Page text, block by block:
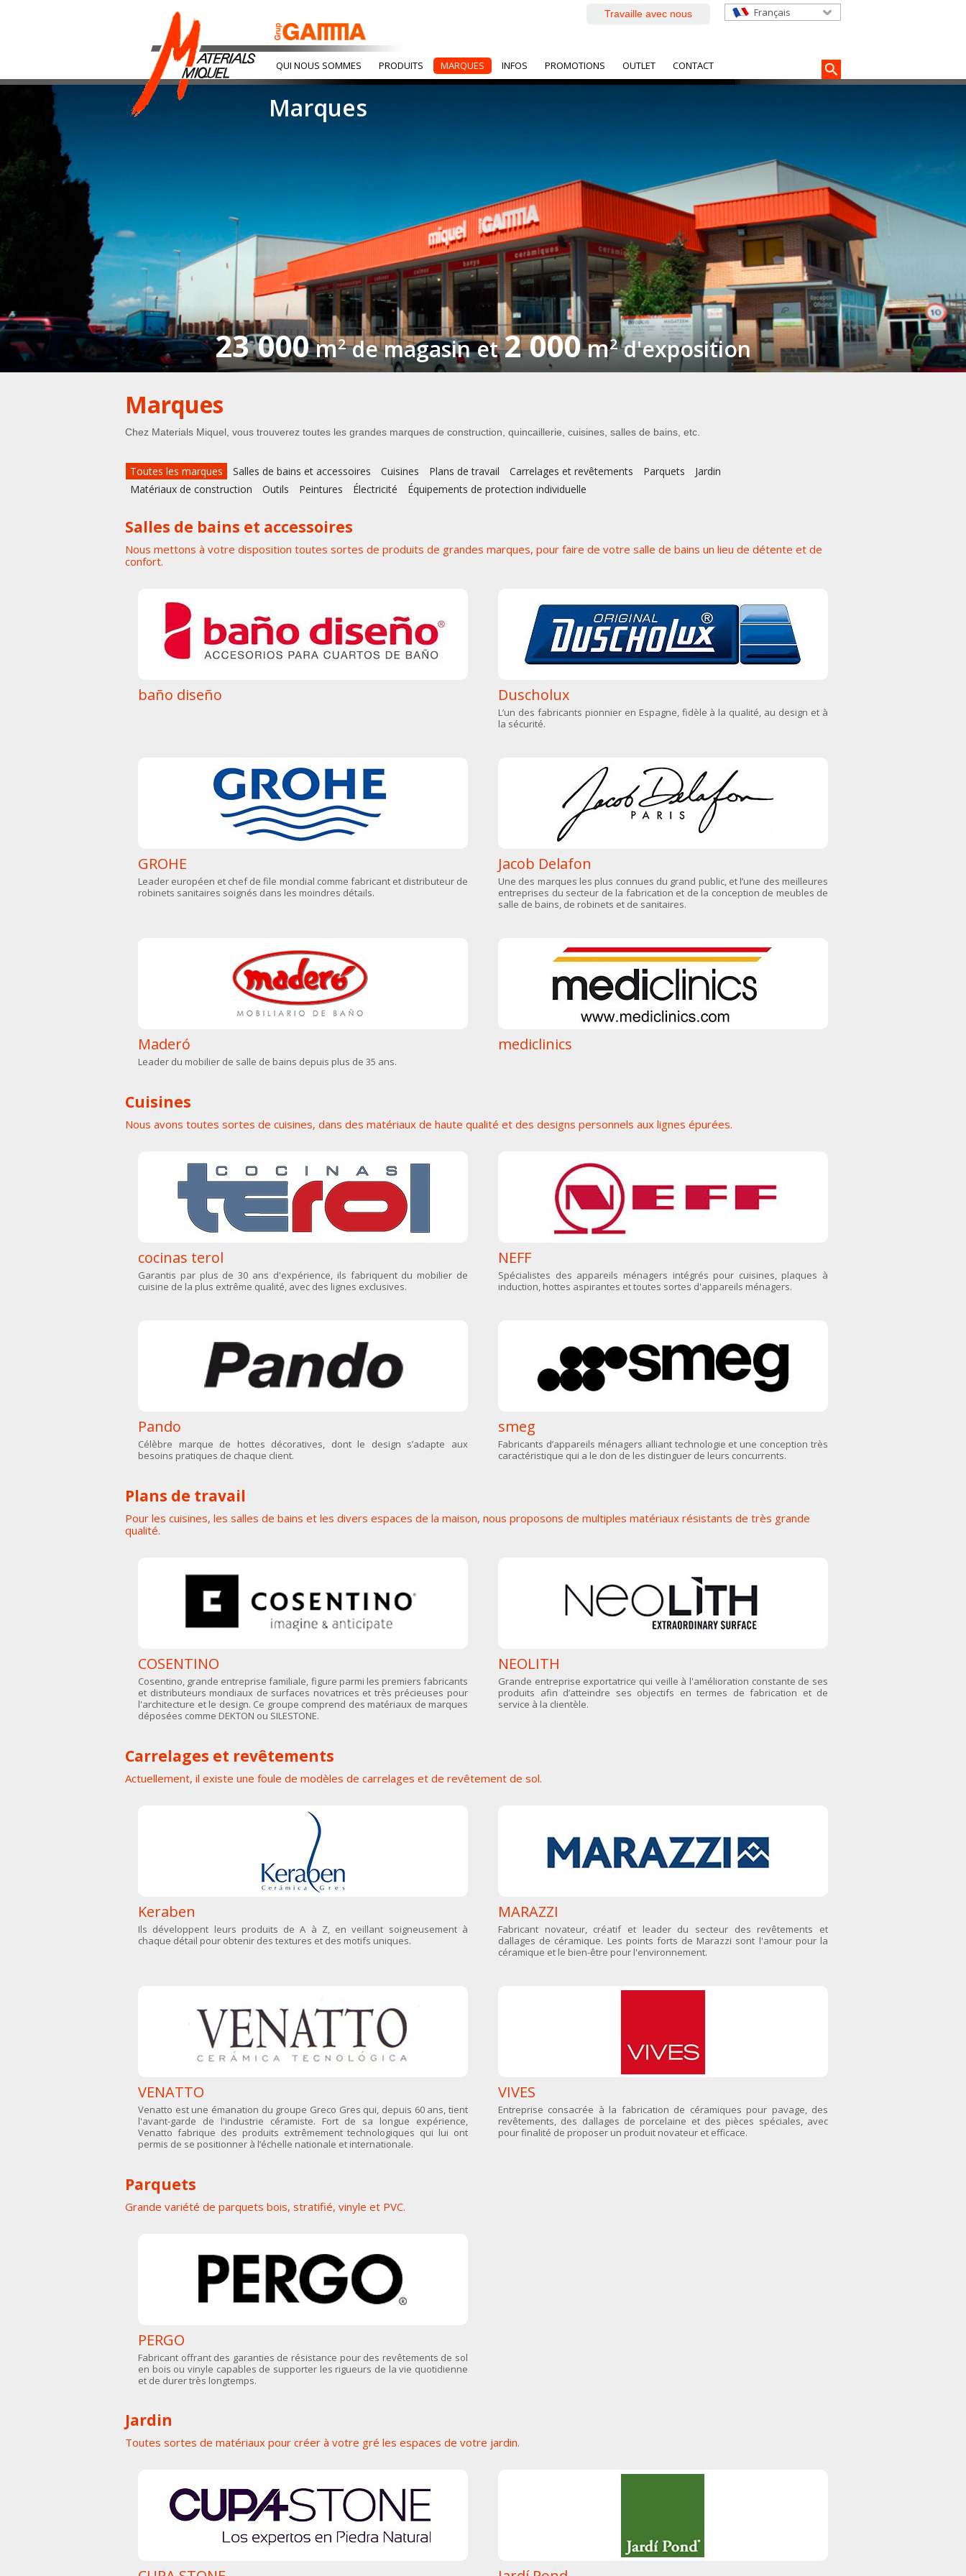
QUI NOUS SOMMES PRODUITS MARQUES INFOS PROMOTIONS OUTLET CONTACT
Travaille avec nous Français
23 000m2de magasin et2 000m2d'exposition
Marques
Marques
Chez Materials Miquel, vous trouverez toutes les grandes marques de construction, quincaillerie, cuisines, salles de bains, etc.
Toutes les marques Salles de bains et accessoires Cuisines Plans de travail Carrelages et revêtements Parquets
Jardin
Matériaux de construction
Outils Peintures Électricité Équipements de protection individuelle
Salles de bains et accessoires
Nous mettons à votre disposition toutes sortes de produits de grandes marques, pour faire de votre salle de bains un lieu de détente et de
confort.
baño diseño Duscholux
L’un des fabricants pionnier en Espagne, fidèle à la qualité, au design et à
la sécurité.
GROHE
Leader européen et chef de file mondial comme fabricant et distributeur de
robinets sanitaires soignés dans les moindres détails.
Jacob Delafon
Une des marques les plus connues du grand public, et l’une des meilleures
entreprises du secteur de la fabrication et de la conception de meubles de
salle de bains, de robinets et de sanitaires.
Maderó
Leader du mobilier de salle de bains depuis plus de 35 ans.
mediclinics
Cuisines
Nous avons toutes sortes de cuisines, dans des matériaux de haute qualité et des designs personnels aux lignes épurées.
cocinas terol
Garantis par plus de 30 ans d'expérience, ils fabriquent du mobilier de
cuisine de la plus extrême qualité, avec des lignes exclusives.
NEFF
Spécialistes des appareils ménagers intégrés pour cuisines, plaques à
induction, hottes aspirantes et toutes sortes d'appareils ménagers.
Pando
Célèbre marque de hottes décoratives, dont le design s’adapte aux
besoins pratiques de chaque client.
smeg
Fabricants d’appareils ménagers alliant technologie et une conception très
caractéristique qui a le don de les distinguer de leurs concurrents.
Plans de travail
Pour les cuisines, les salles de bains et les divers espaces de la maison, nous proposons de multiples matériaux résistants de très grande
qualité.
COSENTINO
Cosentino, grande entreprise familiale, figure parmi les premiers fabricants
et distributeurs mondiaux de surfaces novatrices et très précieuses pour
l'architecture et le design. Ce groupe comprend des matériaux de marques
déposées comme DEKTON ou SILESTONE.
NEOLITH
Grande entreprise exportatrice qui veille à l'amélioration constante de ses
produits afin d’atteindre ses objectifs en termes de fabrication et de
service à la clientèle.
Carrelages et revêtements
Actuellement, il existe une foule de modèles de carrelages et de revêtement de sol.
Keraben
Ils développent leurs produits de A à Z, en veillant soigneusement à
chaque détail pour obtenir des textures et des motifs uniques.
MARAZZI
Fabricant novateur, créatif et leader du secteur des revêtements et
dallages de céramique. Les points forts de Marazzi sont l'amour pour la
céramique et le bien-être pour l'environnement.
VENATTO
Venatto est une émanation du groupe Greco Gres qui, depuis 60 ans, tient
l'avant-garde de l'industrie céramiste. Fort de sa longue expérience,
Venatto fabrique des produits extrêmement technologiques qui lui ont
permis de se positionner à l’échelle nationale et internationale.
VIVES
Entreprise consacrée à la fabrication de céramiques pour pavage, des
revêtements, des dallages de porcelaine et des pièces spéciales, avec
pour finalité de proposer un produit novateur et efficace.
Parquets
Grande variété de parquets bois, stratifié, vinyle et PVC.
PERGO
Fabricant offrant des garanties de résistance pour des revêtements de sol
en bois ou vinyle capables de supporter les rigueurs de la vie quotidienne
et de durer très longtemps.
Jardin
Toutes sortes de matériaux pour créer à votre gré les espaces de votre jardin.